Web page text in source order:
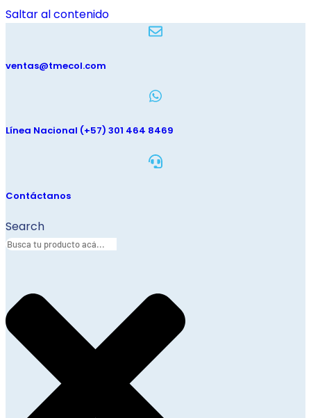
Saltar al contenido
ventas@tmecol.com
Línea Nacional (+57) 301 464 8469
Contáctanos
Search